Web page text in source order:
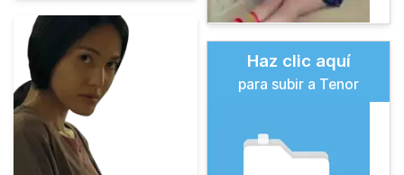
Haz clic aquí
para subir a Tenor